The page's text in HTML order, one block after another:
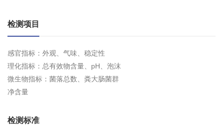
检测项目
感官指标：外观、气味、稳定性
理化指标：总有效物含量、pH、泡沫
微生物指标：菌落总数、粪大肠菌群
净含量
检测标准